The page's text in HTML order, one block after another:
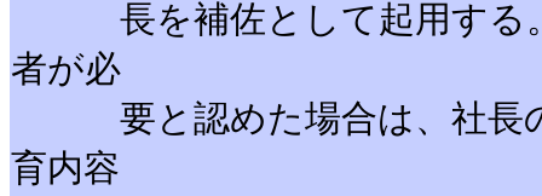
長を補佐として起用する。
者が必
要と認めた場合は、社長の
育内容